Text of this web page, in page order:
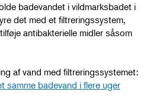
badevandet i vildmarksbadet i
det med et filtreringssystem,
antibakterielle midler såsom
af vand med filtreringssystemet:
samme badevand i flere uger